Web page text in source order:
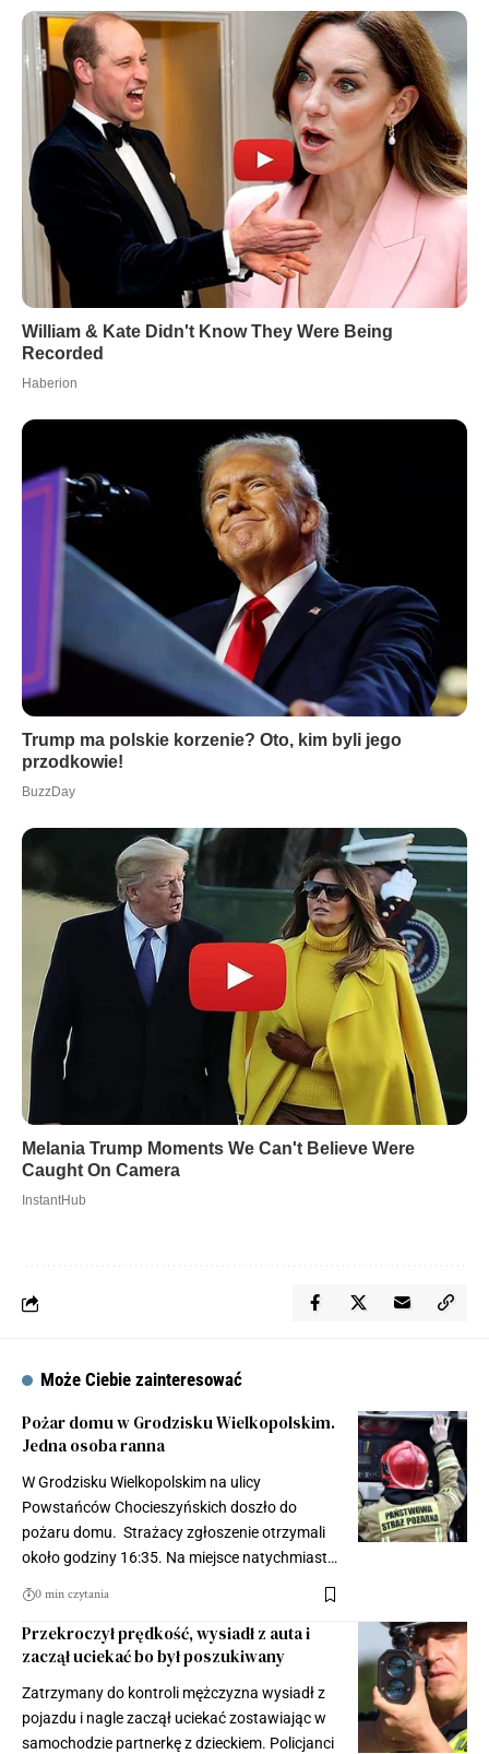
Może Ciebie zainteresować
Pożar domu w Grodzisku Wielkopolskim.
Jedna osoba ranna
W Grodzisku Wielkopolskim na ulicy
Powstańców Chocieszyńskich doszło do
pożaru domu. Strażacy zgłoszenie otrzymali
około godziny 16:35. Na miejsce natychmiast…
0 min czytania
Przekroczył prędkość, wysiadł z auta i
zaczął uciekać bo był poszukiwany
Zatrzymany do kontroli mężczyzna wysiadł z
pojazdu i nagle zaczął uciekać zostawiając w
samochodzie partnerkę z dzieckiem. Policjanci